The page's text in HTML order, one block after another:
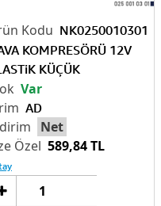
NK0250010301
KOMPRESÖRÜ 12V
KÜÇÜK
AD
Net
589,84 TL
Var